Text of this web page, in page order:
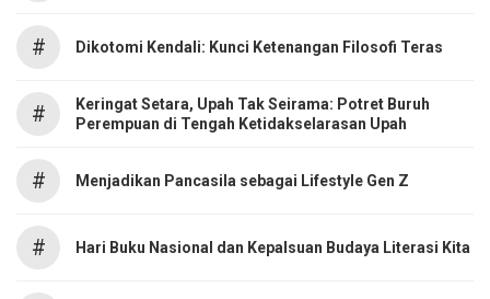
# Dikotomi Kendali: Kunci Ketenangan Filosofi Teras
#
Keringat Setara, Upah Tak Seirama: Potret Buruh
Perempuan di Tengah Ketidakselarasan Upah
# Menjadikan Pancasila sebagai Lifestyle Gen Z
# Hari Buku Nasional dan Kepalsuan Budaya Literasi Kita